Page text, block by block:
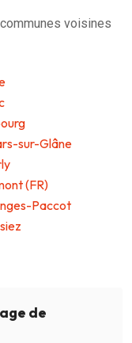
voisines
sur-Glâne
(FR)
Paccot
de